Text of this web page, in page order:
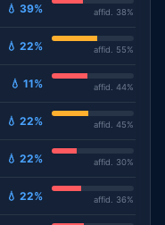
💧 39% affid. 38%
💧 22% affid. 55%
💧 11% affid. 44%
💧 22% affid. 45%
💧 22% affid. 30%
💧 22% affid. 36%